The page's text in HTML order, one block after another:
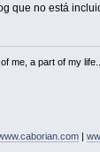
que no está
me, a part of my
|